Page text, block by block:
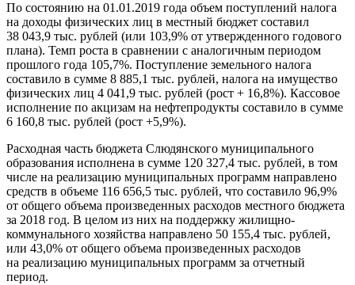
По состоянию на 01.01.2019 года объем поступлений налога
на доходы физических лиц в местный бюджет составил
38 043,9 тыс. рублей (или 103,9% от утвержденного годового
плана). Темп роста в сравнении с аналогичным периодом
прошлого года 105,7%. Поступление земельного налога
составило в сумме 8 885,1 тыс. рублей, налога на имущество
физических лиц 4 041,9 тыс. рублей (рост + 16,8%). Кассовое
исполнение по акцизам на нефтепродукты составило в сумме
6 160,8 тыс. рублей (рост +5,9%).
Расходная часть бюджета Слюдянского муниципального
образования исполнена в сумме 120 327,4 тыс. рублей, в том
числе на реализацию муниципальных программ направлено
средств в объеме 116 656,5 тыс. рублей, что составило 96,9%
от общего объема произведенных расходов местного бюджета
за 2018 год. В целом из них на поддержку жилищно-
коммунального хозяйства направлено 50 155,4 тыс. рублей,
или 43,0% от общего объема произведенных расходов
на реализацию муниципальных программ за отчетный
период.